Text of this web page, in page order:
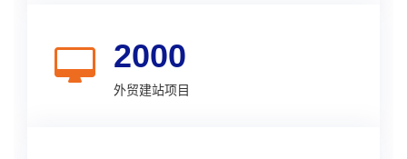
2000
外贸建站项目